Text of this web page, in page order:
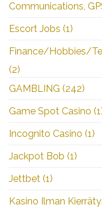
Communications,
Escort Jobs (1)
Finance/Hobbies/
(2)
GAMBLING (242)
Game Spot Casino
Incognito Casino (1)
Jackpot Bob (1)
Jettbet (1)
Kasino Ilman